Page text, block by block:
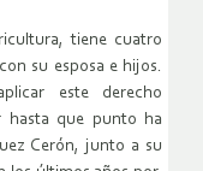
tiene cuatro
su esposa e hijos.
este derecho
hasta que punto ha
Cerón, junto a su